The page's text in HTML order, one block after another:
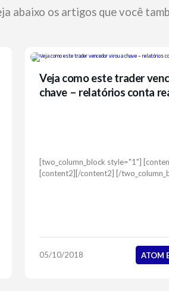
abaixo os artigos que você
Veja como este trader
chave – relatórios conta
[two_column_block style="1"]
[content2][/content2] [/
05/10/2018 ATOM